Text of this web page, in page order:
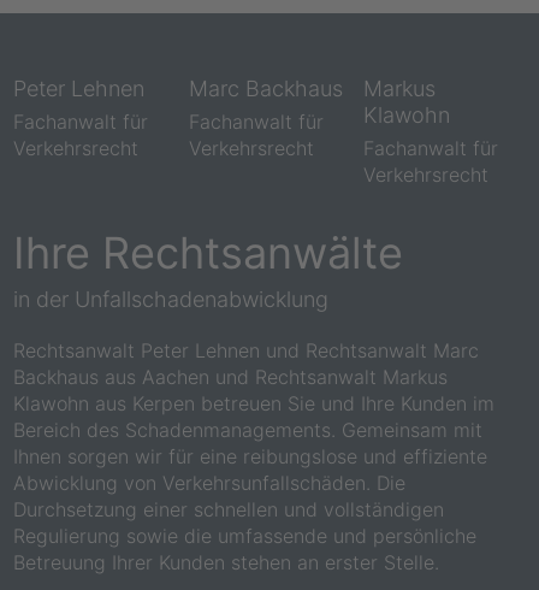
Ihre Rechtsanwälte
in der Unfallschadenabwicklung
Rechtsanwalt Peter Lehnen und Rechtsanwalt Marc
Backhaus aus Aachen und Rechtsanwalt Markus
Klawohn aus Kerpen betreuen Sie und Ihre Kunden im
Bereich des Schadenmanagements. Gemeinsam mit
Ihnen sorgen wir für eine reibungslose und effiziente
Abwicklung von Verkehrsunfallschäden. Die
Durchsetzung einer schnellen und vollständigen
Regulierung sowie die umfassende und persönliche
Betreuung Ihrer Kunden stehen an erster Stelle.
Peter Lehnen
Fachanwalt für
Verkehrsrecht
Marc Backhaus
Fachanwalt für
Verkehrsrecht
Markus
Klawohn
Fachanwalt für
Verkehrsrecht